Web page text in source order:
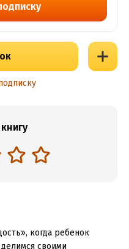
когда ребенок
своими